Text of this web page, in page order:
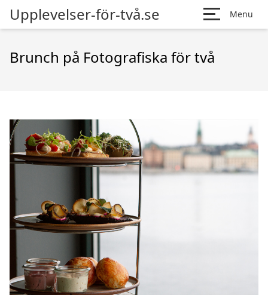
Upplevelser-för-två.se Menu
Brunch på Fotografiska för två